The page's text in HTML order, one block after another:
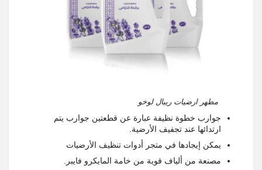
مطهر ارضيات ريبال لوخو
جوارب خطوة نظيفة عبارة عن قطعتين جوارب يتم
ارتدائها عند تجفيف الأرضية.
يمكن إيجادها في متجر أدوات تنظيف الأرضيات
مصنعة من ألياف قوية من خامة المايكرو فايبر.